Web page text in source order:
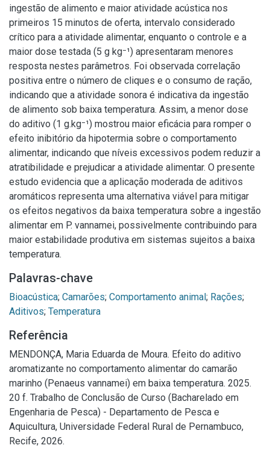
ingestão de alimento e maior atividade acústica nos
primeiros 15 minutos de oferta, intervalo considerado
crítico para a atividade alimentar, enquanto o controle e a
maior dose testada (5 g kg⁻¹) apresentaram menores
resposta nestes parâmetros. Foi observada correlação
positiva entre o número de cliques e o consumo de ração,
indicando que a atividade sonora é indicativa da ingestão
de alimento sob baixa temperatura. Assim, a menor dose
do aditivo (1 g.kg⁻¹) mostrou maior eficácia para romper o
efeito inibitório da hipotermia sobre o comportamento
alimentar, indicando que níveis excessivos podem reduzir a
atratibilidade e prejudicar a atividade alimentar. O presente
estudo evidencia que a aplicação moderada de aditivos
aromáticos representa uma alternativa viável para mitigar
os efeitos negativos da baixa temperatura sobre a ingestão
alimentar em P. vannamei, possivelmente contribuindo para
maior estabilidade produtiva em sistemas sujeitos a baixa
temperatura.
Palavras-chave
Bioacústica; Camarões; Comportamento animal; Rações;
Aditivos; Temperatura
Referência
MENDONÇA, Maria Eduarda de Moura. Efeito do aditivo
aromatizante no comportamento alimentar do camarão
marinho (Penaeus vannamei) em baixa temperatura. 2025.
20 f. Trabalho de Conclusão de Curso (Bacharelado em
Engenharia de Pesca) - Departamento de Pesca e
Aquicultura, Universidade Federal Rural de Pernambuco,
Recife, 2026.